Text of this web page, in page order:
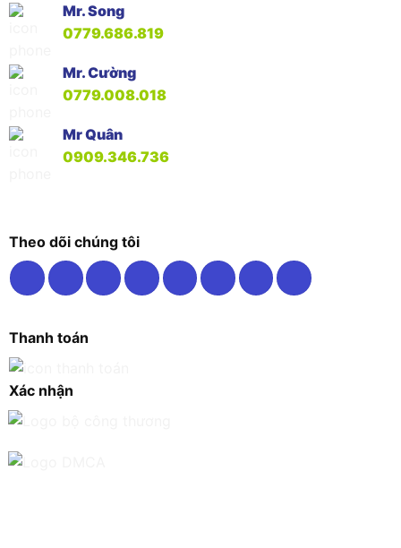
Mr. Song
0779.686.819
Mr. Cường
0779.008.018
Mr Quân
0909.346.736
Theo dõi chúng tôi
Thanh toán
Xác nhận